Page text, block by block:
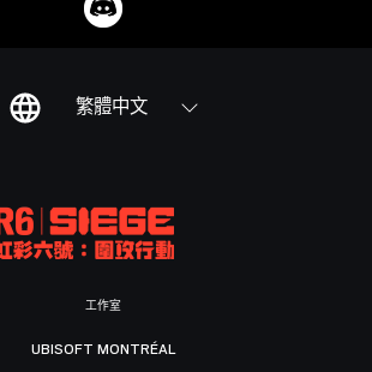
繁體中文
工作室
UBISOFT MONTRÉAL